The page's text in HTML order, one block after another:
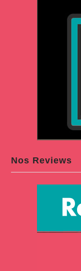
Nos Reviews